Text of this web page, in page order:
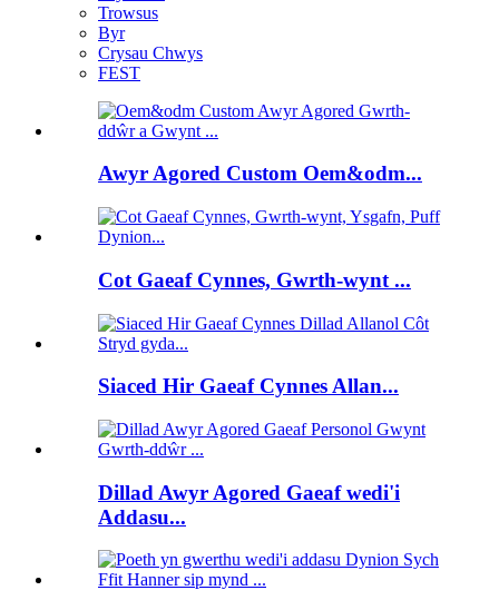
Trowsus
Byr
Crysau Chwys
FEST
Awyr Agored Custom Oem&odm...
Cot Gaeaf Cynnes, Gwrth-wynt ...
Siaced Hir Gaeaf Cynnes Allan...
Dillad Awyr Agored Gaeaf wedi'i
Addasu...